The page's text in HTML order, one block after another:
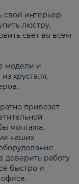
свой интерьер
люстру,
свет во всем
модели и
хрусталя,
привезет
монтажа.
наших
доверить работу
быстро и